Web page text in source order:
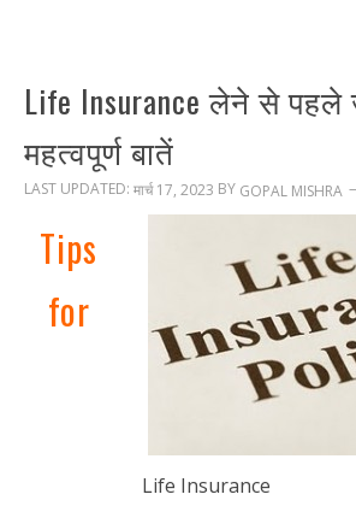
Life Insurance लेने से पहले
महत्वपूर्ण बातें
LAST UPDATED: मार्च 17, 2023 BY GOPAL MISHRA
Life Insurance
Tips
for